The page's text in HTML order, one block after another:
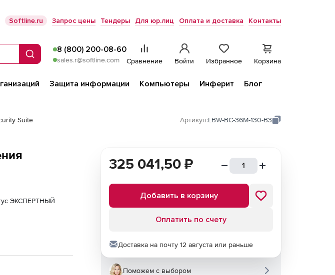
Softline.ru Запрос цены Тендеры Для юр.лиц Оплата и доставка Контакты
Поиск
8 (800) 200-08-60
sales.r@softline.com Сравнение Войти Избранное Корзина
Защита информации Компьютеры Инферит
Блог
Suite Артикул:LBW-BC-36M-130-B3
ЭКСПЕРТНЫЙ
325 041,50 ₽
Добавить в корзину
Оплатить по счету
Доставка на почту 12 августа или раньше
Поможем с выбором